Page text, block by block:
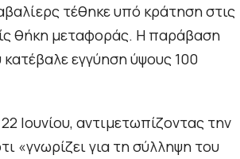
τέθηκε υπό κράτηση στις
θήκη μεταφοράς. Η παράβαση
εγγύηση ύψους 100
Ιουνίου, αντιμετωπίζοντας την
«γνωρίζει για τη σύλληψη του